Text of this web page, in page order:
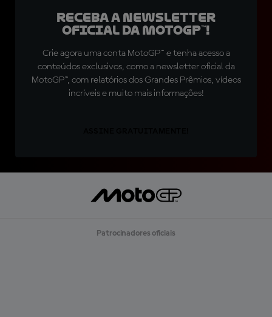
Receba a newsletter
oficial da MotoGP™!
Crie agora uma conta MotoGP™ e tenha acesso a
conteúdos exclusivos, como a newsletter oficial da
MotoGP™, com relatórios dos Grandes Prêmios, vídeos
incríveis e muito mais informações!
Patrocinadores oficiais